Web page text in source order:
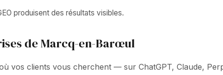
produisent des résultats visibles.
de Marcq-en-Barœul
vos clients vous cherchent — sur ChatGPT, Claude,